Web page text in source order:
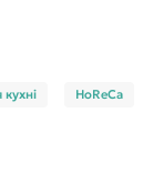
кухні HoReCa